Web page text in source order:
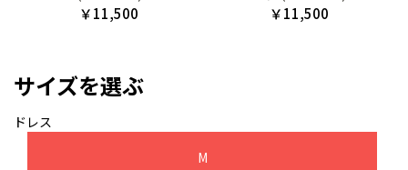
￥11,500
￥11,500
サイズを選ぶ
ドレス
M